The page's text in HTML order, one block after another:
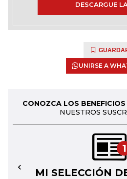
DESCARGUE
UNIRSE A
CONOZCA LOS
NUESTROS
1
MI SELECCIÓN
←